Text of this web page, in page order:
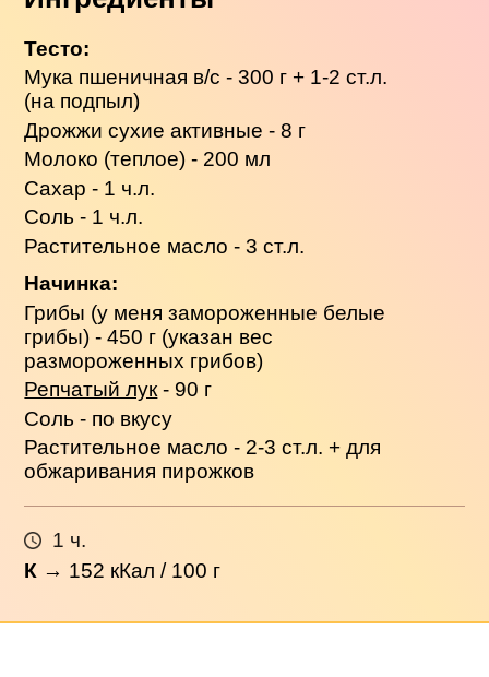
Тесто:
Мука пшеничная в/с - 300 г + 1-2 ст.л.
(на подпыл)
Дрожжи сухие активные - 8 г
Молоко (теплое) - 200 мл
Сахар - 1 ч.л.
Соль - 1 ч.л.
Растительное масло - 3 ст.л.
Начинка:
Грибы (у меня замороженные белые
грибы) - 450 г (указан вес
размороженных грибов)
Репчатый лук- 90 г
Соль - по вкусу
Растительное масло - 2-3 ст.л. + для
обжаривания пирожков
1 ч.
К → 152 кКал / 100 г